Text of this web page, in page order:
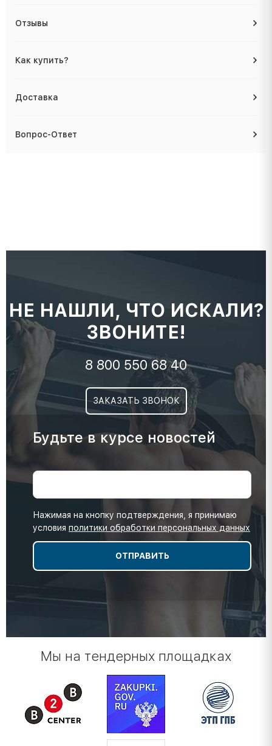
Отзывы
Как купить?
Доставка
Вопрос-Ответ
НЕ НАШЛИ, ЧТО ИСКАЛИ?
ЗВОНИТЕ!
8 800 550 68 40
ЗАКАЗАТЬ ЗВОНОК
Будьте в курсе новостей
Нажимая на кнопку подтверждения, я принимаю
условия политики обработки персональных данных
Мы на тендерных площадках